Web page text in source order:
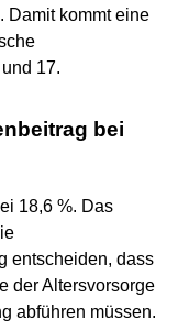
Damit kommt eine
17.
bei
18,6 %. Das
entscheiden, dass
der Altersvorsorge
abführen müssen.